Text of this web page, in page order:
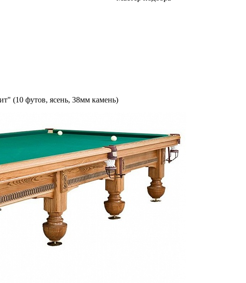
(10 футов, ясень, 38мм камень)